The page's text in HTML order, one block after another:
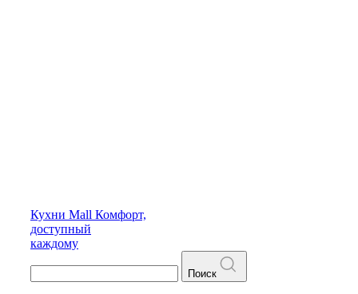
Кухни Mall Комфорт,
доступный
каждому
Поиск